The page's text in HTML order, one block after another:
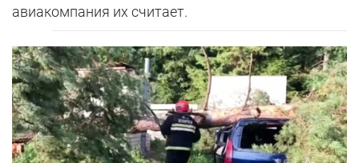
авиакомпания их считает.